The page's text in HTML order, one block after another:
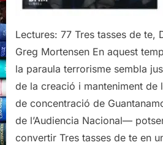
Lectures: 77 Tres tasses de te,
Greg Mortensen En aquest
la paraula terrorisme sembla
de la creació i manteniment de
de concentració de
de l’Audiencia Nacional—
convertir Tres tasses de te en